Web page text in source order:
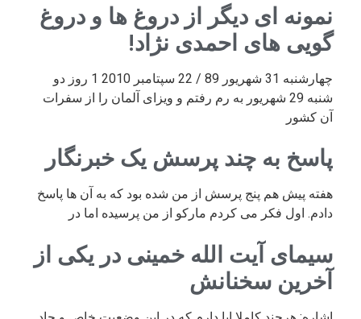
نمونه ای دیگر از دروغ ها و دروغ
گویی های احمدی نژاد!
چهارشنبه 31 شهریور 89 / 22 سپتامبر 2010 1 روز دو
شنبه 29 شهریور به رم رفتم و ویزای آلمان را از سفرات
آن کشور
پاسخ به چند پرسش یک خبرنگار
هفته پیش هم پنج پرسش از من شده بود که به آن ها پاسخ
دادم. اول فکر می کردم مارکو از من پرسیده اما در
سیمای آیت الله خمینی در یکی از
آخرین سخنانش